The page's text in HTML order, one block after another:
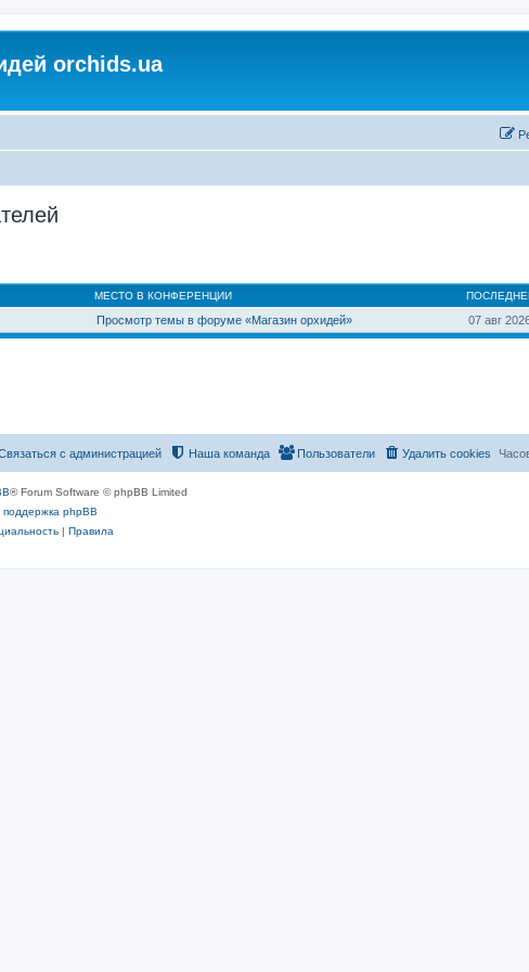
orchids.ua
МЕСТО В КОНФЕРЕНЦИИ
Просмотр темы в форуме «Магазин орхидей» 07 авг
Удалить cookies
Пользователи
Наша команда
с администрацией
® Forum Software © phpBB Limited
поддержка phpBB
| Правила